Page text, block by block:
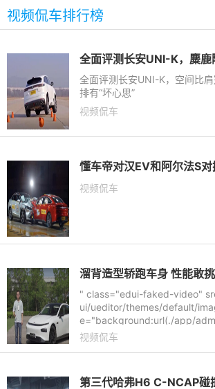
视频侃车排行榜
全面评测长安UNI-K，空间比
排有“坏心思”
视频侃车
懂车帝对汉EV和阿尔法S
视频侃车
" class="edui-faked-video"
ui/ueditor/themes/default/
e="background:url(./app/
mes/default/images/videologo.
视频侃车